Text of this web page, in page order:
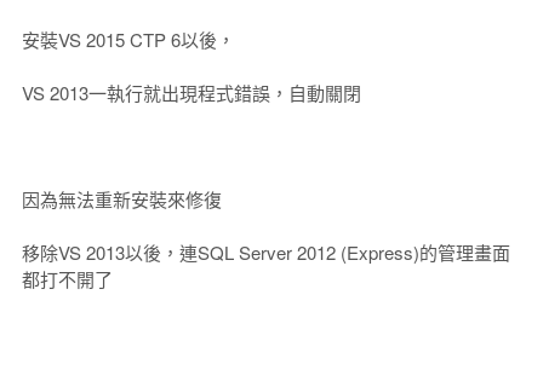
安裝VS 2015 CTP 6以後，
VS 2013一執行就出現程式錯誤，自動關閉
因為無法重新安裝來修復
移除VS 2013以後，連SQL Server 2012 (Express)的管理畫面
都打不開了